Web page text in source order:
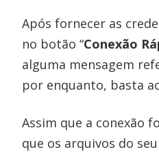
Após fornecer as
no botão “Conexão
alguma mensagem
por enquanto, basta
Assim que a conexão
que os arquivos do